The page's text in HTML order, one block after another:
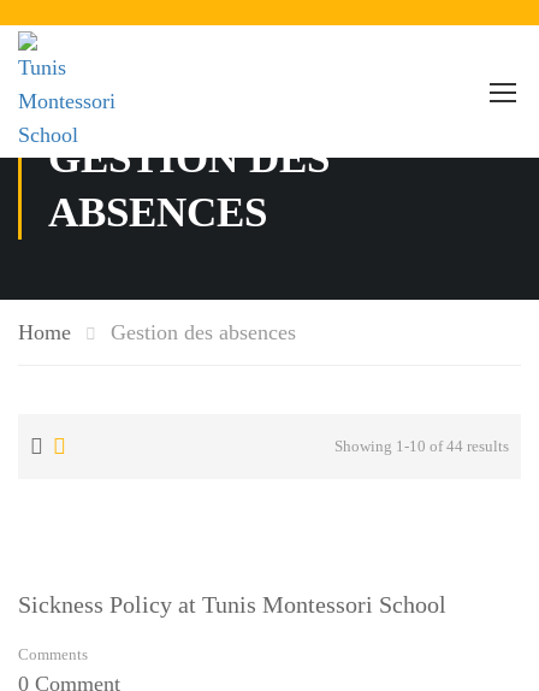
GESTION DES
ABSENCES
Home Gestion des absences
Showing 1-10 of 44 results
Sickness Policy at Tunis Montessori School
Comments
0 Comment